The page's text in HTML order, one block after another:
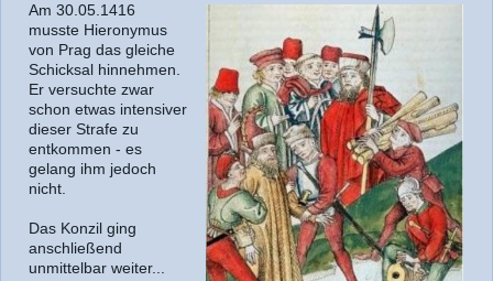
Am 30.05.1416
musste Hieronymus
von Prag das gleiche
Schicksal hinnehmen.
Er versuchte zwar
schon etwas intensiver
dieser Strafe zu
entkommen - es
gelang ihm jedoch
nicht.
Das Konzil ging
anschließend
unmittelbar weiter...